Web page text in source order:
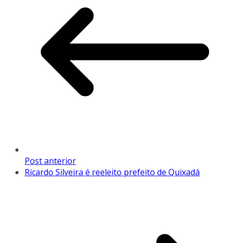
Post anterior
Ricardo Silveira é reeleito prefeito de Quixadá